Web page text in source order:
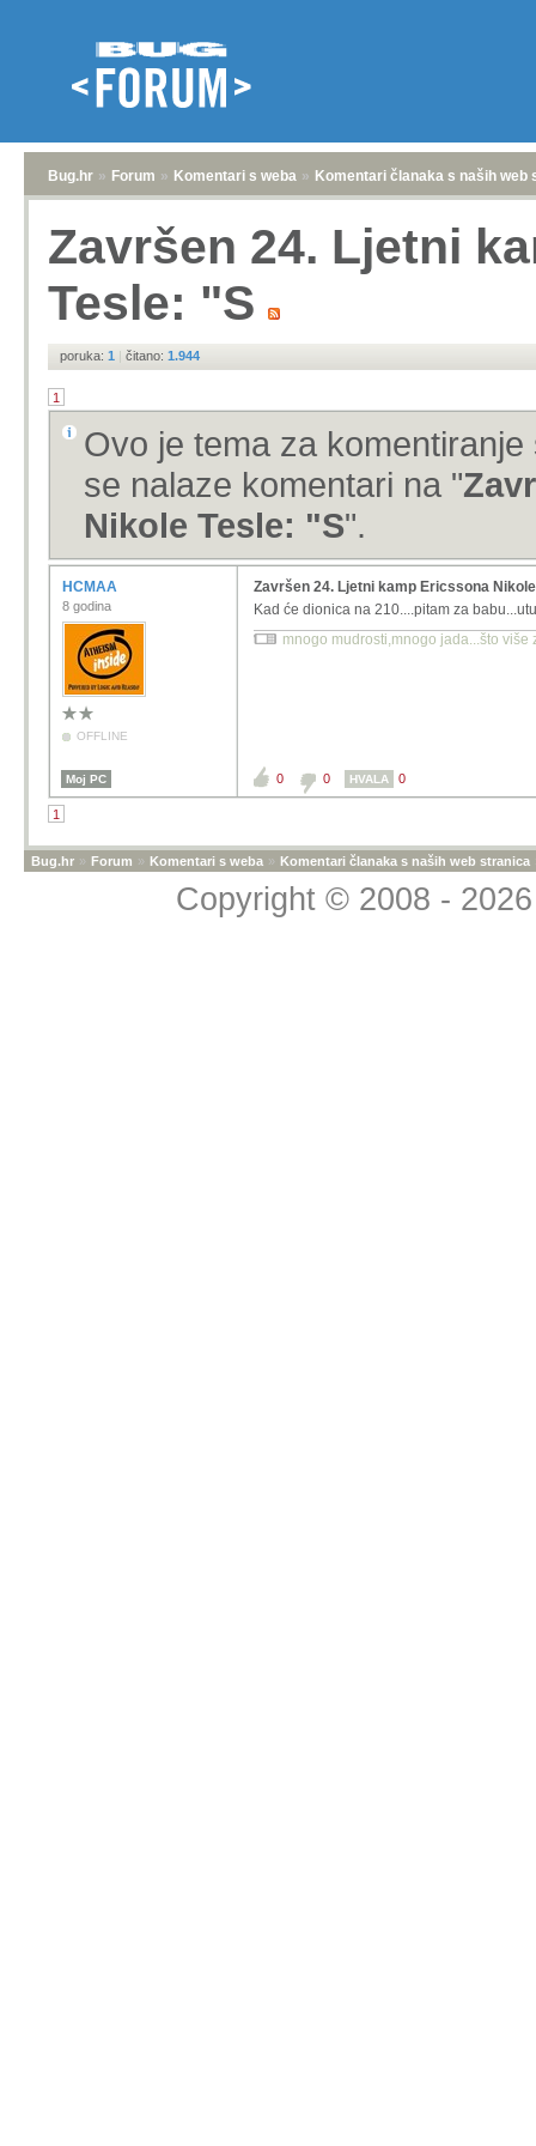
Bug.hr » Forum » Komentari s weba » Komentari članaka s naših web
Završen 24. Ljetni
Tesle: "S
poruka: 1 | čitano: 1.944
1
Ovo je tema za
se nalaze komentari na "
Nikole Tesle: "S".
HCMAA
8 godina
OFFLINE
Završen 24. Ljetni kamp Ericssona
Kad će dionica na 210....pitam za
mnogo mudrosti,mnogo jada...što više
Moj PC 0 0 HVALA 0
1
Bug.hr » Forum » Komentari s weba » Komentari članaka s naših web stranica
Copyright © 2008 -